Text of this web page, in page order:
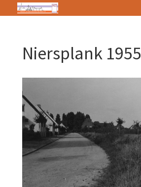
Niersplank 1955